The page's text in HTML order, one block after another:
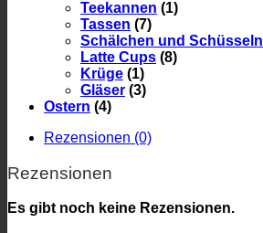
Teekannen (1)
Tassen (7)
Schälchen und Schüsseln
Latte Cups (8)
Krüge (1)
Gläser (3)
Ostern (4)
Rezensionen (0)
Rezensionen
Es gibt noch keine Rezensionen.